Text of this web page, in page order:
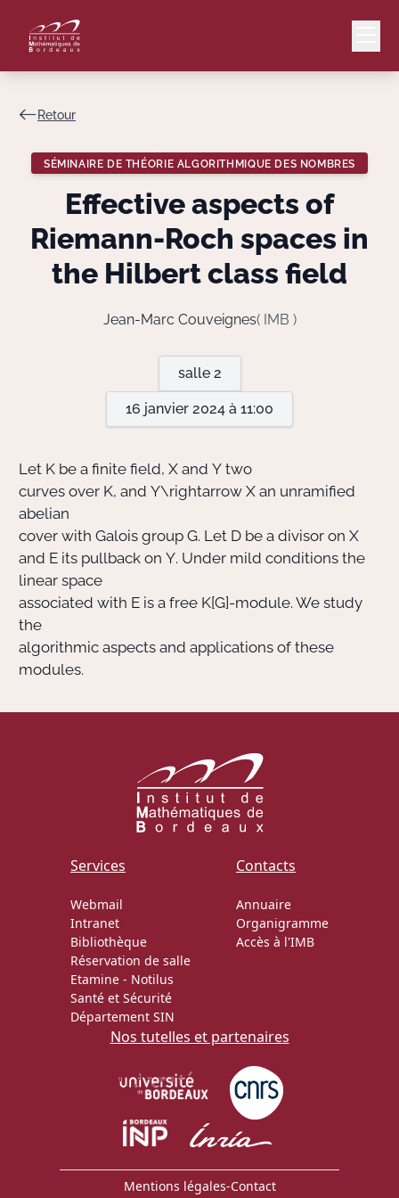
Lang
Bibliothèque
Informatique
Retour
SÉMINAIRE DE THÉORIE ALGORITHMIQUE DES NOMBRES
Effective aspects of
Riemann-Roch spaces in
the Hilbert class field
Jean-Marc Couveignes( IMB )
salle 2
16 janvier 2024 à 11:00
Let K be a finite field, X and Y two
curves over K, and Y\rightarrow X an unramified
abelian
cover with Galois group G. Let D be a divisor on X
and E its pullback on Y. Under mild conditions the
linear space
associated with E is a free K[G]-module. We study
the
algorithmic aspects and applications of these
modules.
Services
Webmail
Intranet
Bibliothèque
Réservation de salle
Etamine - Notilus
Santé et Sécurité
Département SIN
Contacts
Annuaire
Organigramme
Accès à l'IMB
Nos tutelles et partenaires
Mentions légales-Contact